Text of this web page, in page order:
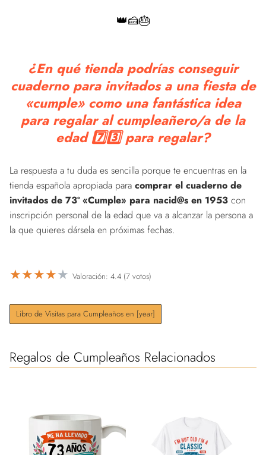
👑🍰🎂
¿En qué tienda podrías conseguir
cuaderno para invitados a una fiesta de
«cumple» como una fantástica idea
para regalar al cumpleañero/a de la
edad 7️⃣3️⃣ para regalar?
La respuesta a tu duda es sencilla porque te encuentras en la
tienda española apropiada para comprar el cuaderno de
invitados de 73º «Cumple» para nacid@s en 1953 con
inscripción personal de la edad que va a alcanzar la persona a
la que quieres dársela en próximas fechas.
★★★★★ Valoración: 4.4 (7 votos)
Libro de Visitas para Cumpleaños en [year]
Regalos de Cumpleaños Relacionados